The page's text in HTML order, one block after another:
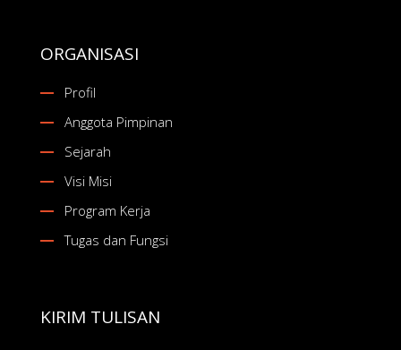
ORGANISASI
Profil
Anggota Pimpinan
Sejarah
Visi Misi
Program Kerja
Tugas dan Fungsi
KIRIM TULISAN